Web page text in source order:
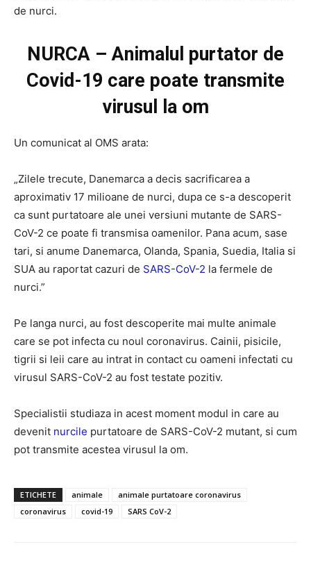
de nurci.
NURCA – Animalul purtator de
Covid-19 care poate transmite
virusul la om
Un comunicat al OMS arata:
„Zilele trecute, Danemarca a decis sacrificarea a
aproximativ 17 milioane de nurci, dupa ce s-a descoperit
ca sunt purtatoare ale unei versiuni mutante de SARS-
CoV-2 ce poate fi transmisa oamenilor. Pana acum, sase
tari, si anume Danemarca, Olanda, Spania, Suedia, Italia si
SUA au raportat cazuri de SARS-CoV-2 la fermele de
nurci.”
Pe langa nurci, au fost descoperite mai multe animale
care se pot infecta cu noul coronavirus. Cainii, pisicile,
tigrii si leii care au intrat in contact cu oameni infectati cu
virusul SARS-CoV-2 au fost testate pozitiv.
Specialistii studiaza in acest moment modul in care au
devenit nurcile purtatoare de SARS-CoV-2 mutant, si cum
pot transmite acestea virusul la om.
ETICHETE animale
animale purtatoare coronavirus
coronavirus
covid-19 SARS CoV-2